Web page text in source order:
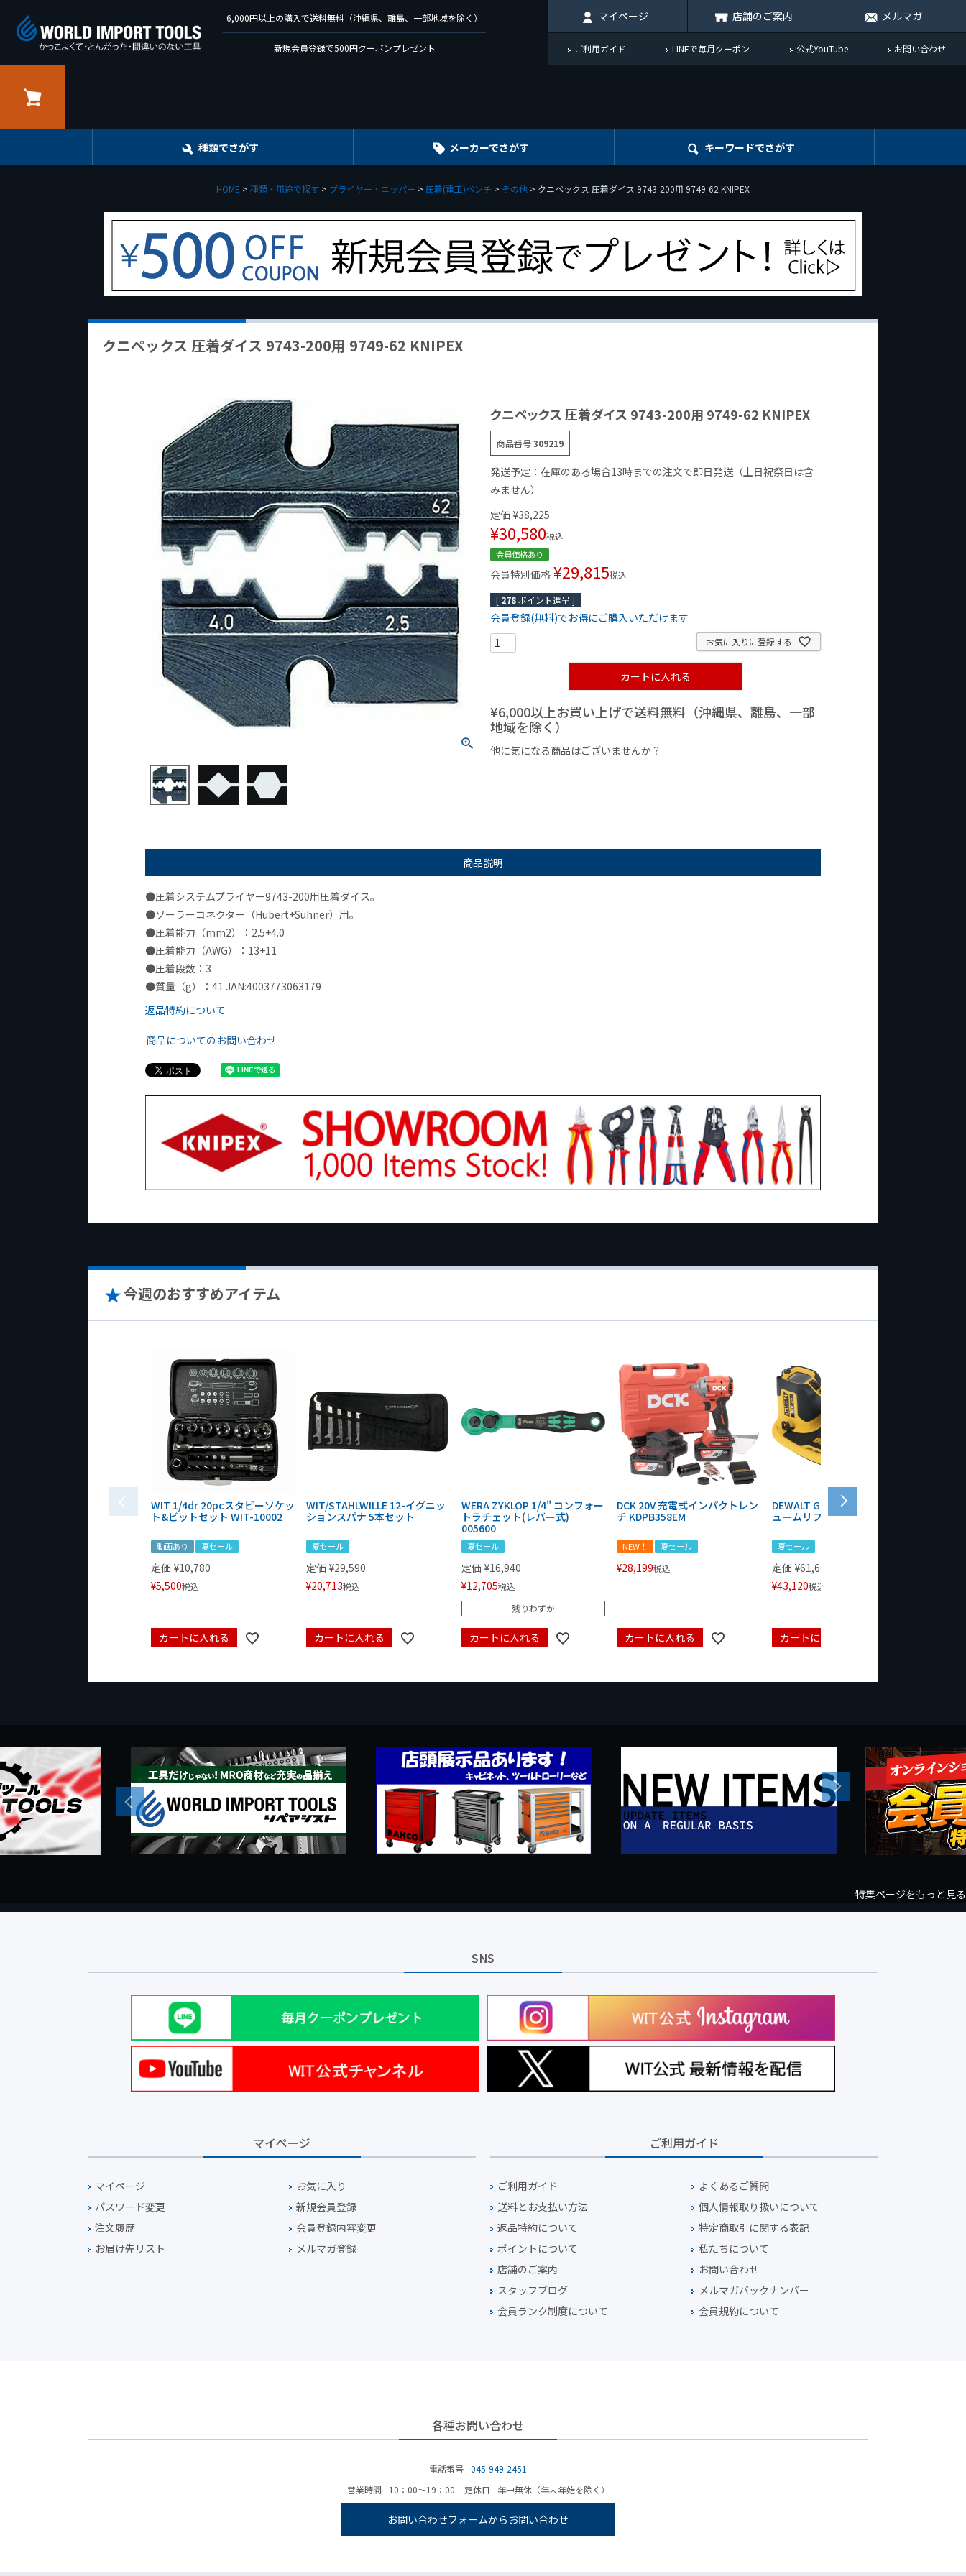
6,000円以上の購入で送料無料（沖縄県、離島、一部地域を除く）
新規会員登録で500円クーポンプレゼント
マイページ 店舗のご案内 メルマガ
ご利用ガイド LINEで毎月クーポン 公式YouTube お問い合わせ
種類でさがす メーカーでさがす キーワードでさがす
HOME 種類・用途で探す プライヤー・ニッパー 圧着(電工)ペンチ その他 クニペックス 圧着ダイス 9743-200用 9749-62 KNIPEX
クニペックス 圧着ダイス 9743-200用 9749-62 KNIPEX
クニペックス 圧着ダイス 9743-200用 9749-62 KNIPEX
商品番号309219
発送予定：在庫のある場合13時までの注文で即日発送（土日祝祭日は含
みません）
定価 ¥38,225
¥30,580税込
会員価格あり
会員特別価格 ¥29,815税込
[ 278ポイント進呈 ]
会員登録(無料)でお得にご購入いただけます
お気に入りに登録する
カートに入れる
¥6,000以上お買い上げで送料無料（沖縄県、離島、一部
地域を除く）
他に気になる商品はございませんか？
商品説明
●圧着システムプライヤー9743-200用圧着ダイス。
●ソーラーコネクター（Hubert+Suhner）用。
●圧着能力（mm2）：2.5+4.0
●圧着能力（AWG）：13+11
●圧着段数：3
●質量（g）：41 JAN:4003773063179
返品特約について
商品についてのお問い合わせ
今週のおすすめアイテム
WIT 1/4dr 20pcスタビーソケッ
ト&ビットセット WIT-10002
動画あり 夏セール
定価 ¥10,780
¥5,500税込
カートに入れる
WIT/STAHLWILLE 12-イグニッ
ションスパナ 5本セット
夏セール
定価 ¥29,590
¥20,713税込
カートに入れる
WERA ZYKLOP 1/4" コンフォー
トラチェット(レバー式)
005600
夏セール
定価 ¥16,940
¥12,705税込
残りわずか
カートに入れる
DCK 20V 充電式インパクトレン
チ KDPB358EM
NEW！ 夏セール
¥28,199税込
カートに入れる
DEWALT GRABO 18V電動バキ
ュームリフター DCE590N-XJ
夏セール
定価 ¥61,600
¥43,120税込
カートに入れる
Previous
Next
特集ページをもっと見る
SNS
マイページ
マイページ
お気に入り
パスワード変更
新規会員登録
注文履歴
会員登録内容変更
お届け先リスト
メルマガ登録
ご利用ガイド
ご利用ガイド
よくあるご質問
送料とお支払い方法
個人情報取り扱いについて
返品特約について
特定商取引に関する表記
ポイントについて
私たちについて
店舗のご案内
お問い合わせ
スタッフブログ
メルマガバックナンバー
会員ランク制度について
会員規約について
各種お問い合わせ
電話番号 045-949-2451
営業時間
10：00～19：00 定休日 年中無休（年末年始を除く）
お問い合わせフォームからお問い合わせ